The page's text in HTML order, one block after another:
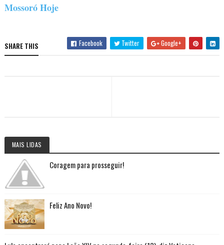
Mossoró Hoje
SHARE THIS Facebook Twitter Google+
MAIS LIDAS
Coragem para prosseguir!
Feliz Ano Novo!